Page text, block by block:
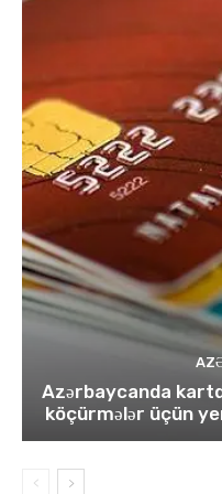
Azərbaycanda
köçürmələr üçün